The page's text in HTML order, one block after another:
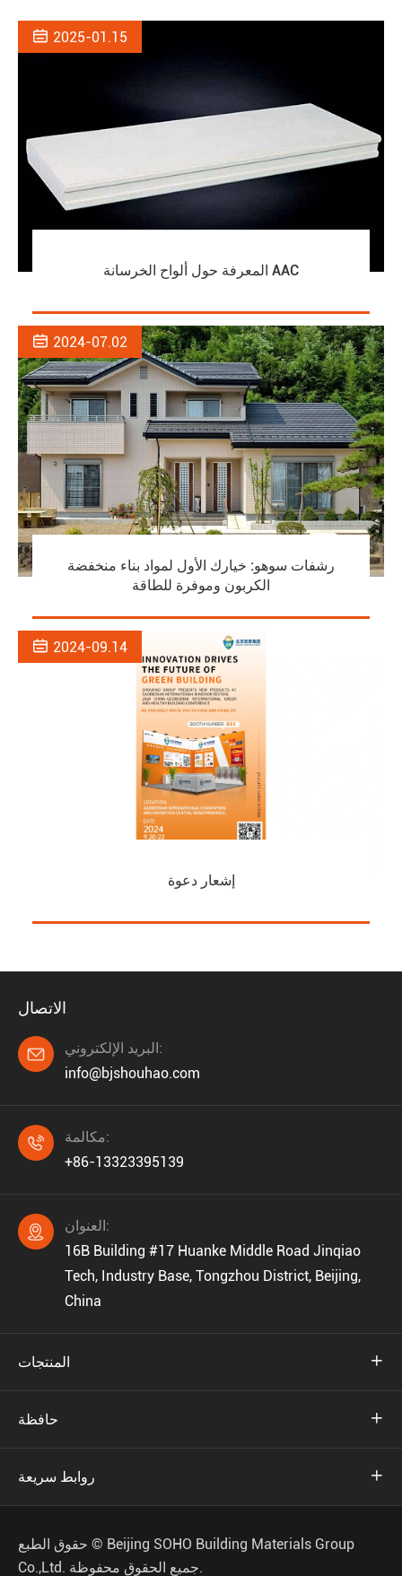
 2025-01.15
المعرفة حول ألواح الخرسانة AAC
 2024-07.02
رشفات سوهو: خيارك الأول لمواد بناء منخفضة
الكربون وموفرة للطاقة
 2024-09.14
إشعار دعوة
الاتصال

البريد الإلكتروني:
info@bjshouhao.com

مكالمة:
+86-13323395139

العنوان:
16B Building #17 Huanke Middle Road Jinqiao
Tech, Industry Base, Tongzhou District, Beijing,
China
المنتجات 
حافظة 
روابط سريعة 
حقوق الطبع © Beijing SOHO Building Materials Group
Co.,Ltd.
جميع الحقوق محفوظة.